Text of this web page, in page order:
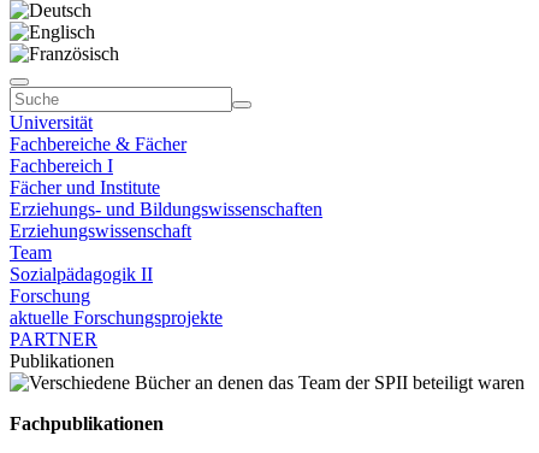
Universität
Fachbereiche & Fächer
Fachbereich I
Fächer und Institute
Erziehungs- und Bildungswissenschaften
Erziehungswissenschaft
Team
Sozialpädagogik II
Forschung
aktuelle Forschungsprojekte
PARTNER
Publikationen
Fachpublikationen